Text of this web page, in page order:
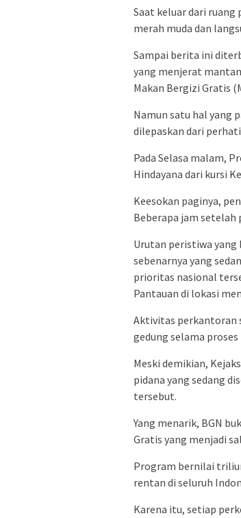
Saat keluar dari
merah muda dan
Sampai berita ini
yang menjerat
Makan Bergizi Gratis
Namun satu hal yang
dilepaskan dari
Pada Selasa malam,
Hindayana dari kursi
Keesokan paginya,
Beberapa jam setelah
Urutan peristiwa yang
sebenarnya yang
prioritas nasional
Pantauan di lokasi
Aktivitas perkantoran
gedung selama
Meski demikian,
pidana yang sedang
tersebut.
Yang menarik, BGN
Gratis yang menjadi
Program bernilai
rentan di seluruh
Karena itu, setiap